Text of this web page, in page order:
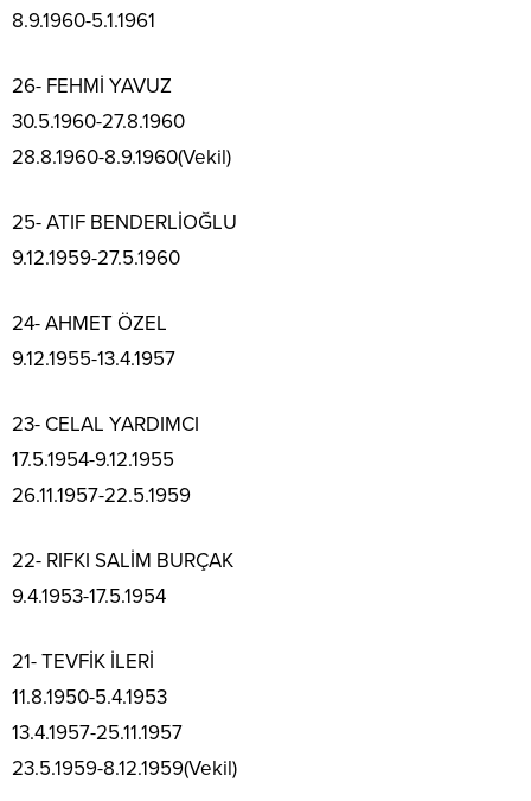
8.9.1960-5.1.1961
26- FEHMİ YAVUZ
30.5.1960-27.8.1960
28.8.1960-8.9.1960(Vekil)
25- ATIF BENDERLİOĞLU
9.12.1959-27.5.1960
24- AHMET ÖZEL
9.12.1955-13.4.1957
23- CELAL YARDIMCI
17.5.1954-9.12.1955
26.11.1957-22.5.1959
22- RIFKI SALİM BURÇAK
9.4.1953-17.5.1954
21- TEVFİK İLERİ
11.8.1950-5.4.1953
13.4.1957-25.11.1957
23.5.1959-8.12.1959(Vekil)